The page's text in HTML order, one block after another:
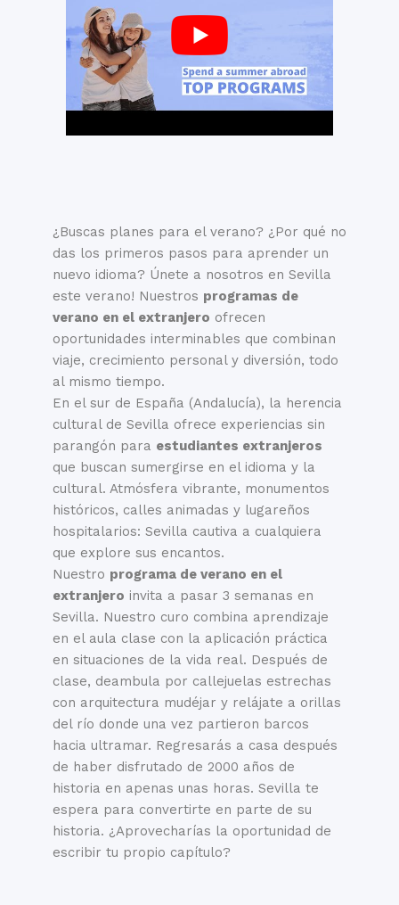
¿Buscas planes para el verano? ¿Por qué no
das los primeros pasos para aprender un
nuevo idioma? Únete a nosotros en Sevilla
este verano! Nuestros programas de
verano en el extranjero ofrecen
oportunidades interminables que combinan
viaje, crecimiento personal y diversión, todo
al mismo tiempo.
En el sur de España (Andalucía), la herencia
cultural de Sevilla ofrece experiencias sin
parangón para estudiantes extranjeros
que buscan sumergirse en el idioma y la
cultural. Atmósfera vibrante, monumentos
históricos, calles animadas y lugareños
hospitalarios: Sevilla cautiva a cualquiera
que explore sus encantos.
Nuestro programa de verano en el
extranjero invita a pasar 3 semanas en
Sevilla. Nuestro curo combina aprendizaje
en el aula clase con la aplicación práctica
en situaciones de la vida real. Después de
clase, deambula por callejuelas estrechas
con arquitectura mudéjar y relájate a orillas
del río donde una vez partieron barcos
hacia ultramar. Regresarás a casa después
de haber disfrutado de 2000 años de
historia en apenas unas horas. Sevilla te
espera para convertirte en parte de su
historia. ¿Aprovecharías la oportunidad de
escribir tu propio capítulo?